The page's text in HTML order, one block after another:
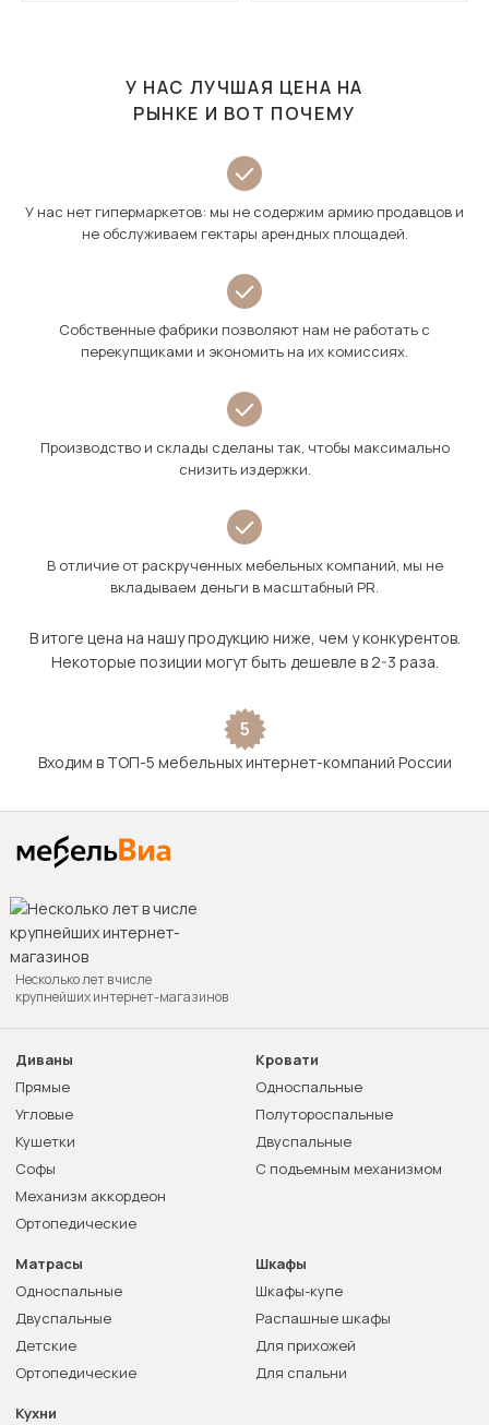
У НАС ЛУЧШАЯ ЦЕНА НА
РЫНКЕ И ВОТ ПОЧЕМУ
У нас нет гипермаркетов: мы не содержим армию продавцов и
не обслуживаем гектары арендных площадей.
Собственные фабрики позволяют нам не работать с
перекупщиками и экономить на их комиссиях.
Производство и склады сделаны так, чтобы максимально
снизить издержки.
В отличие от раскрученных мебельных компаний, мы не
вкладываем деньги в масштабный PR.
В итоге цена на нашу продукцию ниже, чем у конкурентов.
Некоторые позиции могут быть дешевле в 2-3 раза.
5
Входим в ТОП-5 мебельных интернет-компаний России
Несколько лет в числе
крупнейших интернет-магазинов
Диваны
Прямые
Угловые
Кушетки
Софы
Механизм аккордеон
Ортопедические
Кровати
Односпальные
Полутороспальные
Двуспальные
С подъемным механизмом
Матрасы
Односпальные
Двуспальные
Детские
Ортопедические
Шкафы
Шкафы-купе
Распашные шкафы
Для прихожей
Для спальни
Кухни